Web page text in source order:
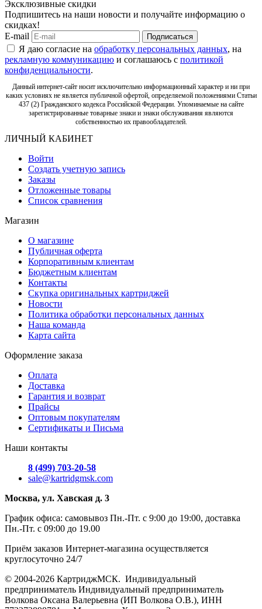
Эксклюзивные скидки
Подпишитесь на наши новости и получайте информацию о
скидках!
E-mail
Подписаться
Я даю согласие на обработку персональных данных, на
рекламную коммуникацию и соглашаюсь с политикой
конфиденциальности.
Данный интернет-сайт носит исключительно информационный характер и ни при
каких условиях не является публичной офертой, определяемой положениями Статьи
437 (2) Гражданского кодекса Российской Федерации. Упоминаемые на сайте
зарегистрированные товарные знаки и знаки обслуживания являются
собственностью их правообладателей.
ЛИЧНЫЙ КАБИНЕТ
Войти
Создать учетную запись
Заказы
Отложенные товары
Список сравнения
Магазин
О магазине
Публичная оферта
Корпоративным клиентам
Бюджетным клиентам
Контакты
Скупка оригинальных картриджей
Новости
Политика обработки персональных данных
Наша команда
Карта сайта
Оформление заказа
Оплата
Доставка
Гарантия и возврат
Прайсы
Оптовым покупателям
Сертификаты и Письма
Наши контакты
8 (499) 703-20-58
sale@kartridgmsk.com
Москва, ул. Хавская д. 3
График офиса: самовывоз Пн.-Пт. с 9:00 до 19:00, доставка
Пн.-Пт. с 09:00 до 19.00
Приём заказов Интернет-магазина осуществляется
круглосуточно 24/7
© 2004-2026 КартриджМСК. Индивидуальный
предприниматель Индивидуальный предприниматель
Волкова Оксана Валерьевна (ИП Волкова О.В.), ИНН